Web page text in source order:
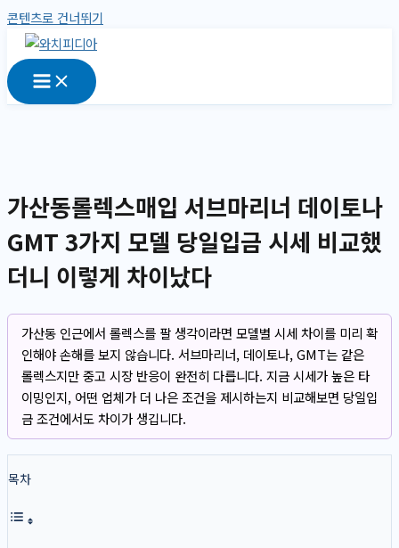
콘텐츠로 건너뛰기
가산동롤렉스매입 서브마리너 데이토나
GMT 3가지 모델 당일입금 시세 비교했
더니 이렇게 차이났다
가산동 인근에서 롤렉스를 팔 생각이라면 모델별 시세 차이를 미리 확
인해야 손해를 보지 않습니다. 서브마리너, 데이토나, GMT는 같은
롤렉스지만 중고 시장 반응이 완전히 다릅니다. 지금 시세가 높은 타
이밍인지, 어떤 업체가 더 나은 조건을 제시하는지 비교해보면 당일입
금 조건에서도 차이가 생깁니다.
목차